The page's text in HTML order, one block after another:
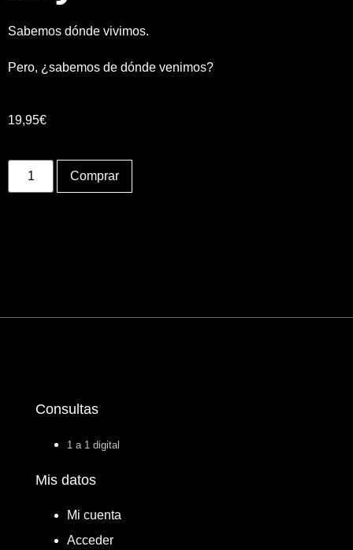
Sabemos dónde vivimos.
Pero, ¿sabemos de dónde venimos?
19,95€
Comprar
Consultas
1 a 1 digital
Mis datos
Mi cuenta
Acceder